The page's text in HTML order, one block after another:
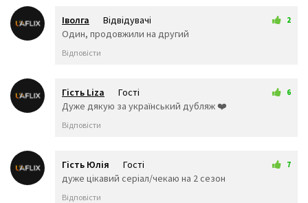
Іволга
Відвідувачі
26 трав 2026 09:18
2
Один, продовжили на другий
Відповісти
Гість Liza
Гості
24 трав 2026 15:36
6
Дуже дякую за український дубляж ❤️
Відповісти
Гість Юлія
Гості
29 трав 2026 10:23
7
дуже цікавий серіал/чекаю на 2 сезон
Відповісти